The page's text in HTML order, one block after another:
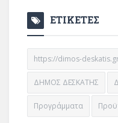
ΕΤΙΚΕΤΕΣ
https://dimos-
ΔΗΜΟΣ ΔΕΣΚΑΤΗΣ
Προγράμματα